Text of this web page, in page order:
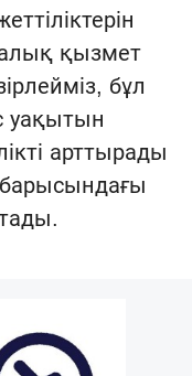
қызмет
бұл
уақытын
арттырады